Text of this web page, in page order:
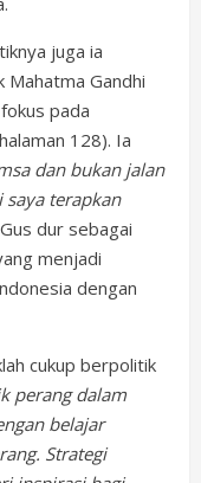
juga ia
Gandhi
pada
128). Ia
dan bukan jalan
saya terapkan
dur sebagai
menjadi
dengan
cukup berpolitik
perang dalam
belajar
Strategi